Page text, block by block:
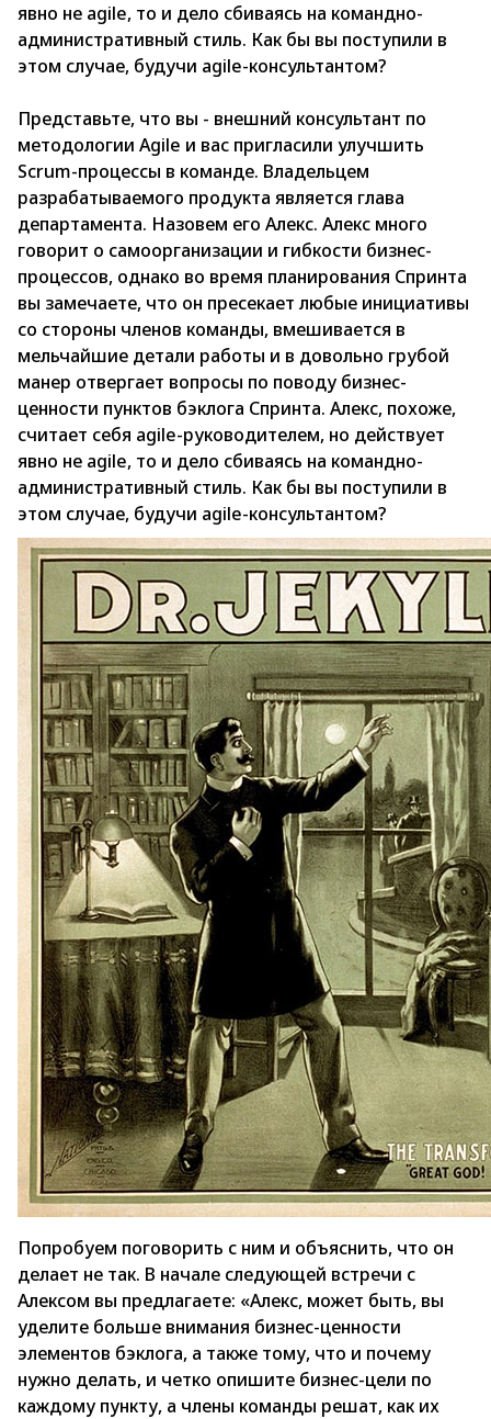
явно не agile, то и дело сбиваясь на командно-
административный стиль. Как бы вы поступили в
этом случае, будучи agile-консультантом?
Представьте, что вы - внешний консультант по
методологии Agile и вас пригласили улучшить
Scrum-процессы в команде. Владельцем
разрабатываемого продукта является глава
департамента. Назовем его Алекс. Алекс много
говорит о самоорганизации и гибкости бизнес-
процессов, однако во время планирования Спринта
вы замечаете, что он пресекает любые инициативы
со стороны членов команды, вмешивается в
мельчайшие детали работы и в довольно грубой
манер отвергает вопросы по поводу бизнес-
ценности пунктов бэклога Спринта. Алекс, похоже,
считает себя agile-руководителем, но действует
явно не agile, то и дело сбиваясь на командно-
административный стиль. Как бы вы поступили в
этом случае, будучи agile-консультантом?
Попробуем поговорить с ним и объяснить, что он
делает не так. В начале следующей встречи с
Алексом вы предлагаете: «Алекс, может быть, вы
уделите больше внимания бизнес-ценности
элементов бэклога, а также тому, что и почему
нужно делать, и четко опишите бизнес-цели по
каждому пункту, а члены команды решат, как их